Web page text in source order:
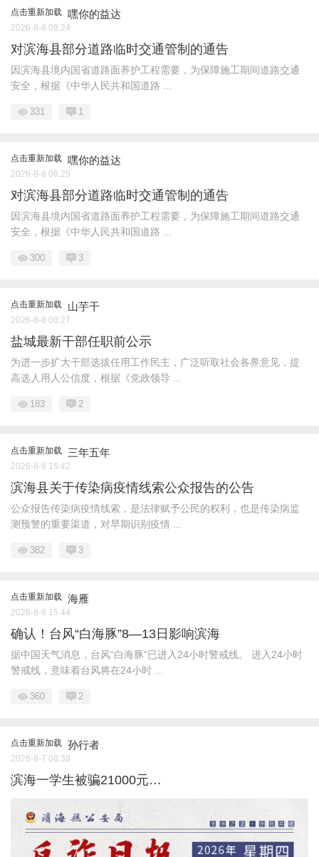
点击重新加载 嘿你的益达
2026-8-8 08:24
对滨海县部分道路临时交通管制的通告
因滨海县境内国省道路面养护工程需要，为保障施工期间道路交通
安全，根据《中华人民共和国道路 ...
331 1
点击重新加载 嘿你的益达
2026-8-8 08:25
对滨海县部分道路临时交通管制的通告
因滨海县境内国省道路面养护工程需要，为保障施工期间道路交通
安全，根据《中华人民共和国道路 ...
300 3
点击重新加载 山芋干
2026-8-8 08:27
盐城最新干部任职前公示
为进一步扩大干部选拔任用工作民主，广泛听取社会各界意见，提
高选人用人公信度，根据《党政领导 ...
183 2
点击重新加载 三年五年
2026-8-8 15:42
滨海县关于传染病疫情线索公众报告的公告
公众报告传染病疫情线索，是法律赋予公民的权利，也是传染病监
测预警的重要渠道，对早期识别疫情 ...
382 3
点击重新加载 海雁
2026-8-8 15:44
确认！台风“白海豚”8—13日影响滨海
据中国天气消息，台风“白海豚”已进入24小时警戒线。 进入24小时
警戒线，意味着台风将在24小时 ...
360 2
点击重新加载 孙行者
2026-8-7 08:38
滨海一学生被骗21000元…